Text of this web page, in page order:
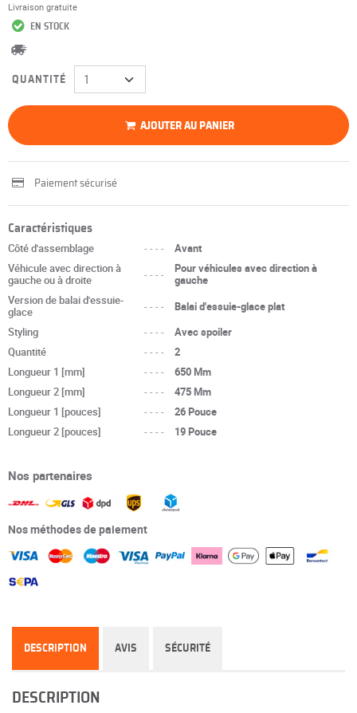
Livraison gratuite
EN STOCK
QUANTITÉ
AJOUTER AU PANIER
Paiement sécurisé
Caractéristiques
Côté d'assemblage ----
Avant
Véhicule avec direction à
gauche ou à droite
----
Pour véhicules avec direction à
gauche
Version de balai d'essuie-
glace
----
Balai d'essuie-glace plat
Styling
----
Avec spoiler
Quantité
----
2
Longueur 1 [mm]
----
650 Mm
Longueur 2 [mm]
----
475 Mm
Longueur 1 [pouces]
----
26 Pouce
Longueur 2 [pouces]
---- 19 Pouce
Nos partenaires
Nos méthodes de paiement
DESCRIPTION AVIS SÉCURITÉ
DESCRIPTION